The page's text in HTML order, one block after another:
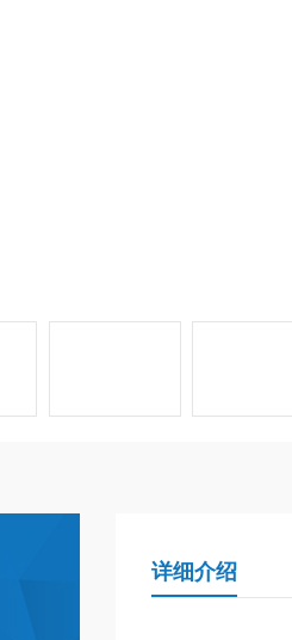
详细介绍